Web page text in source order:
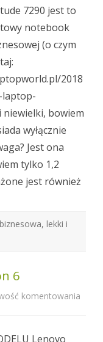
7290 jest to
notebook
(o czym
2018
laptop-
niewielki, bowiem
wyłącznie
Jest ona
tylko 1,2
jest również
, lekki i
6
komentowania
Lenovo